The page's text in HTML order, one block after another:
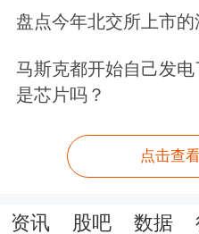
盘点今年北交所上市的
马斯克都开始自己发
是芯片吗？
点击查
资讯 股吧 数据